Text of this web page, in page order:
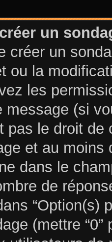
un
créer un
ou la
les
message (si
pas le droit
et au
dans le
de
“Option(s)
(mettre